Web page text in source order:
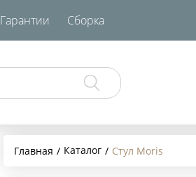
Гарантии Сборка
Главная Каталог Стул Moris